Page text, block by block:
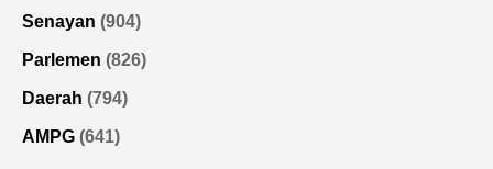
Senayan (904)
Parlemen (826)
Daerah (794)
AMPG (641)